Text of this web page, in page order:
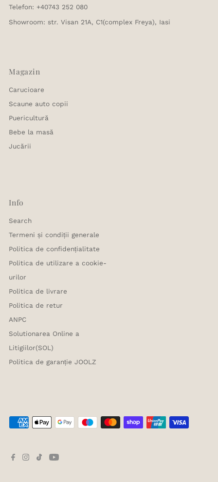
Telefon: +40743 252 080
Showroom: str. Visan 21A, C1(complex Freya), Iasi
Magazin
Carucioare
Scaune auto copii
Puericultură
Bebe la masă
Jucării
Info
Search
Termeni și condiții generale
Politica de confidențialitate
Politica de utilizare a cookie-
urilor
Politica de livrare
Politica de retur
ANPC
Solutionarea Online a
Litigiilor(SOL)
Politica de garanție JOOLZ